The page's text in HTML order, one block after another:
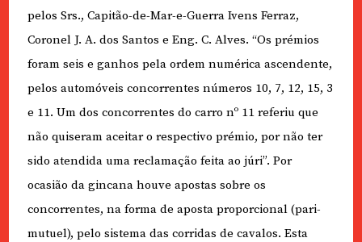
pelos Srs., Capitão-de-Mar-e-Guerra Ivens Ferraz,
Coronel J. A. dos Santos e Eng. C. Alves. “Os prémios
foram seis e ganhos pela ordem numérica ascendente,
pelos automóveis concorrentes números 10, 7, 12, 15, 3
e 11. Um dos concorrentes do carro nº11 referiu que
não quiseram aceitar o respectivo prémio, por não ter
sido atendida uma reclamação feita ao júri”. Por
ocasião da gincana houve apostas sobre os
concorrentes, na forma de aposta proporcional (pari-
mutuel), pelo sistema das corridas de cavalos. Esta